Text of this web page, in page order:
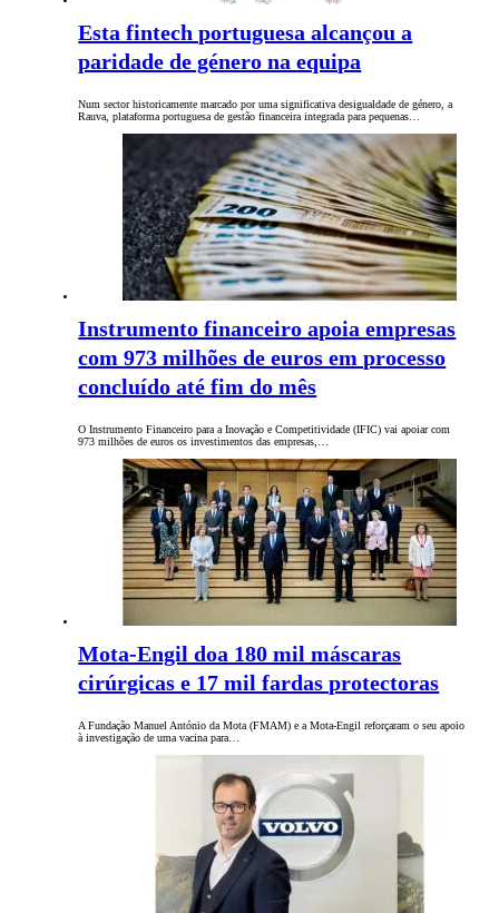
Esta fintech portuguesa alcançou a
paridade de género na equipa
Num sector historicamente marcado por uma significativa desigualdade de género, a
Rauva, plataforma portuguesa de gestão financeira integrada para pequenas…
Instrumento financeiro apoia empresas
com 973 milhões de euros em processo
concluído até fim do mês
O Instrumento Financeiro para a Inovação e Competitividade (IFIC) vai apoiar com
973 milhões de euros os investimentos das empresas,…
Mota-Engil doa 180 mil máscaras
cirúrgicas e 17 mil fardas protectoras
A Fundação Manuel António da Mota (FMAM) e a Mota-Engil reforçaram o seu apoio
à investigação de uma vacina para…